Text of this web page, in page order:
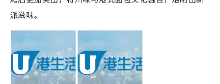
派滋味。